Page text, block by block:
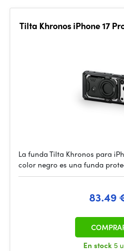
Tilta Khronos iPhone 17
La funda Tilta Khronos para
color negro es una funda
83.49
En stock 5